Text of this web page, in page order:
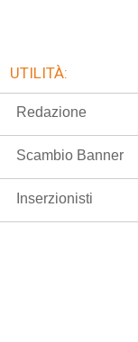
UTILITÀ:
Redazione
Scambio Banner
Inserzionisti